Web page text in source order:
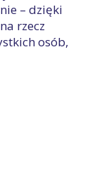
– dzięki
rzecz
osób,